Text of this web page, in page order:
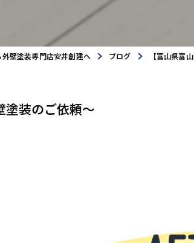
壁塗装専門店安井創建へ ブログ 【富山県富
塗装のご依頼～